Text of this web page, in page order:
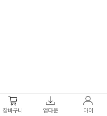
장바구니 앱다운 마이